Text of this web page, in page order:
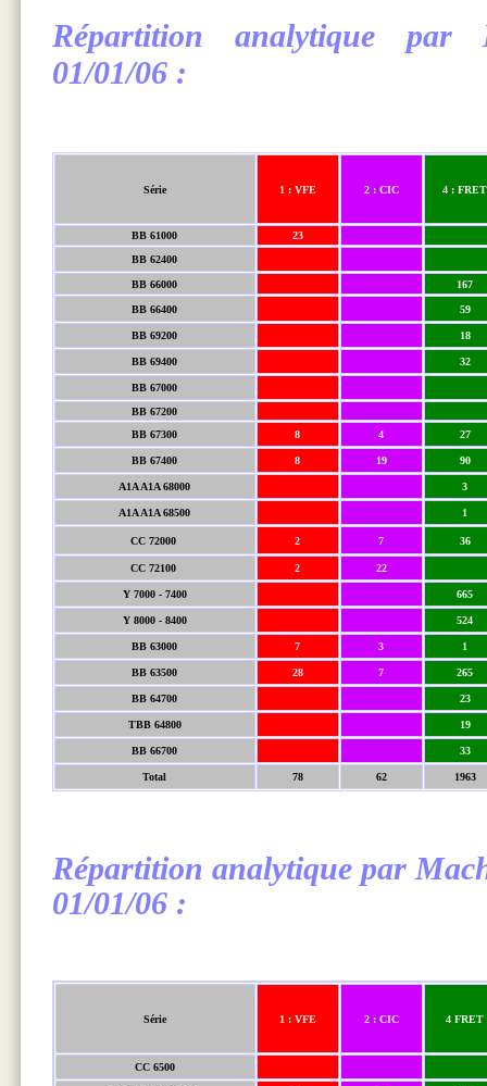
Répartition analytique par
01/01/06 :
Série 1 : VFE 2 : CIC 4 : FRET
BB 61000
23
BB 62400
BB 66000 167
BB 66400 59
BB 69200 18
BB 69400 32
BB 67000
BB 67200
BB 67300
8 4 27
BB 67400 8 19 90
A1A A1A 68000 3
A1A A1A 68500 1
CC 72000 2 7 36
CC 72100 2 22
Y 7000 - 7400 665
Y 8000 - 8400 524
BB 63000 7 3 1
BB 63500 28 7 265
BB 64700 23
TBB 64800 19
BB 66700 33
Total 78 62 1963
Répartition analytique par
01/01/06 :
Série 1 : VFE 2 : CIC 4 FRET
CC 6500